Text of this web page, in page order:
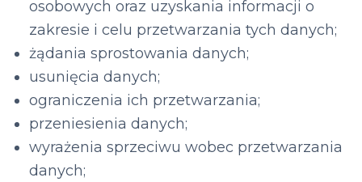
osobowych oraz uzyskania informacji o
zakresie i celu przetwarzania tych danych;
żądania sprostowania danych;
usunięcia danych;
ograniczenia ich przetwarzania;
przeniesienia danych;
wyrażenia sprzeciwu wobec przetwarzania
danych;